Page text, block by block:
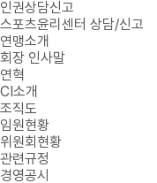
인권상담신고
스포츠윤리센터 상담/신고
연맹소개
회장 인사말
연혁
CI소개
조직도
임원현황
위원회현황
관련규정
경영공시